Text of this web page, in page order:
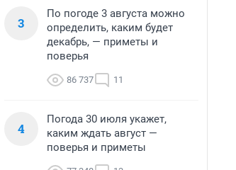
3
По погоде 3 августа можно
определить, каким будет
декабрь, — приметы и
поверья
86 737 11
4
Погода 30 июля укажет,
каким ждать август —
поверья и приметы